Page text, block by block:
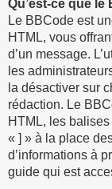
Qu’est-ce que le
Le BBCode est
HTML, vous
d’un message.
les
la désactiver sur
rédaction. Le
HTML, les
« ] » à la place
d’informations à
guide qui est